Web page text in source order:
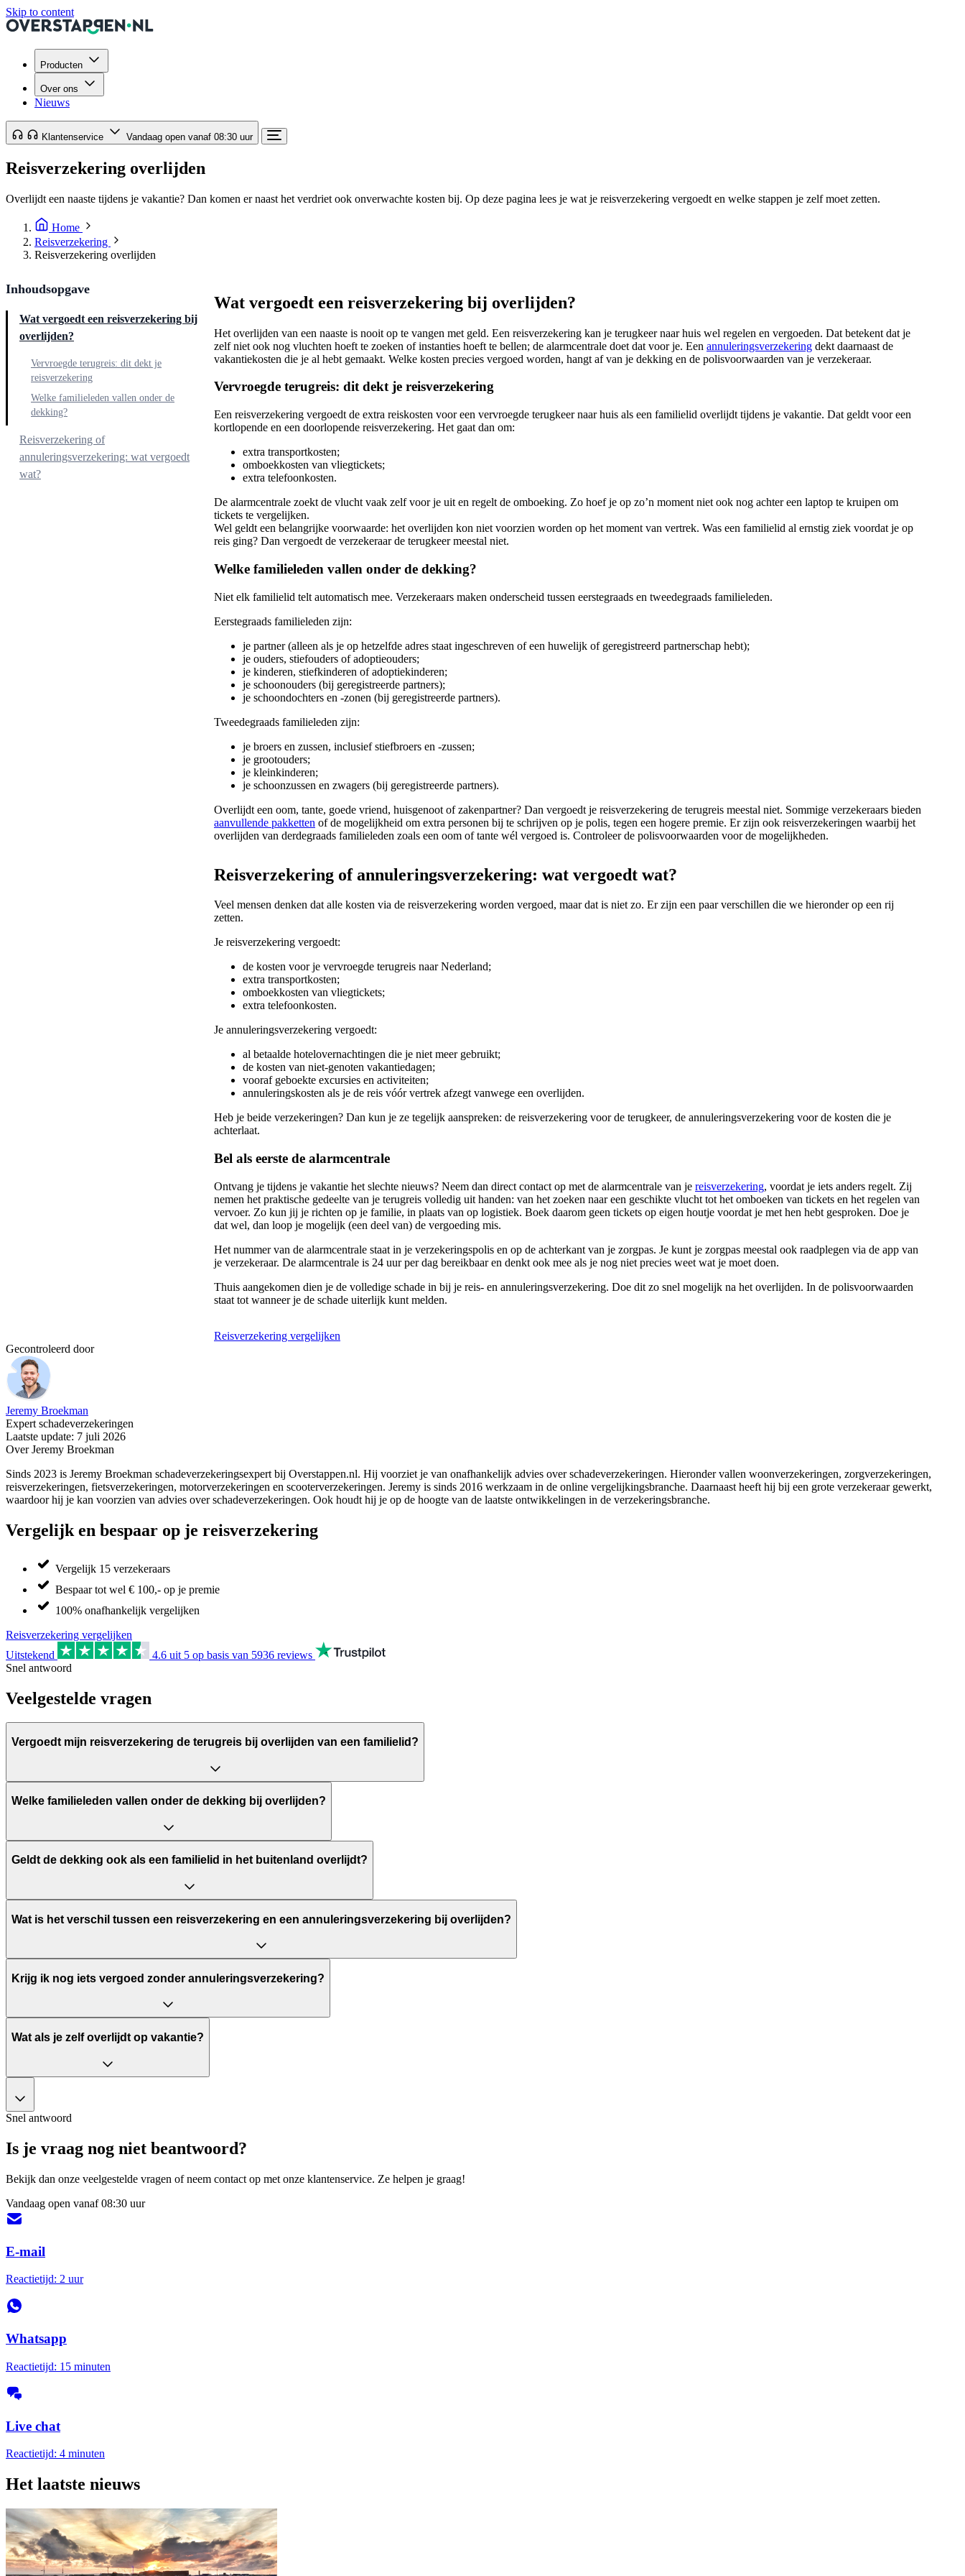
Skip to content
Producten
Over ons
Nieuws
Klantenservice Vandaag open vanaf 08:30 uur
Reisverzekering overlijden
Overlijdt een naaste tijdens je vakantie? Dan komen er naast het verdriet ook onverwachte kosten bij. Op deze pagina lees je wat je reisverzekering vergoedt en welke stappen je zelf moet zetten.
Home
Reisverzekering
Reisverzekering overlijden
Inhoudsopgave
Wat vergoedt een reisverzekering bij
overlijden?
Vervroegde terugreis: dit dekt je
reisverzekering
Welke familieleden vallen onder de
dekking?
Reisverzekering of
annuleringsverzekering: wat vergoedt
wat?
Wat vergoedt een reisverzekering bij overlijden?
Het overlijden van een naaste is nooit op te vangen met geld. Een reisverzekering kan je terugkeer naar huis wel regelen en vergoeden. Dat betekent dat je
zelf niet ook nog vluchten hoeft te zoeken of instanties hoeft te bellen; de alarmcentrale doet dat voor je. Een annuleringsverzekering dekt daarnaast de
vakantiekosten die je al hebt gemaakt. Welke kosten precies vergoed worden, hangt af van je dekking en de polisvoorwaarden van je verzekeraar.
Vervroegde terugreis: dit dekt je reisverzekering
Een reisverzekering vergoedt de extra reiskosten voor een vervroegde terugkeer naar huis als een familielid overlijdt tijdens je vakantie. Dat geldt voor een
kortlopende en een doorlopende reisverzekering. Het gaat dan om:
extra transportkosten;
omboekkosten van vliegtickets;
extra telefoonkosten.
De alarmcentrale zoekt de vlucht vaak zelf voor je uit en regelt de omboeking. Zo hoef je op zo’n moment niet ook nog achter een laptop te kruipen om
tickets te vergelijken.
Wel geldt een belangrijke voorwaarde: het overlijden kon niet voorzien worden op het moment van vertrek. Was een familielid al ernstig ziek voordat je op
reis ging? Dan vergoedt de verzekeraar de terugkeer meestal niet.
Welke familieleden vallen onder de dekking?
Niet elk familielid telt automatisch mee. Verzekeraars maken onderscheid tussen eerstegraads en tweedegraads familieleden.
Eerstegraads familieleden zijn:
je partner (alleen als je op hetzelfde adres staat ingeschreven of een huwelijk of geregistreerd partnerschap hebt);
je ouders, stiefouders of adoptieouders;
je kinderen, stiefkinderen of adoptiekinderen;
je schoonouders (bij geregistreerde partners);
je schoondochters en -zonen (bij geregistreerde partners).
Tweedegraads familieleden zijn:
je broers en zussen, inclusief stiefbroers en -zussen;
je grootouders;
je kleinkinderen;
je schoonzussen en zwagers (bij geregistreerde partners).
Overlijdt een oom, tante, goede vriend, huisgenoot of zakenpartner? Dan vergoedt je reisverzekering de terugreis meestal niet. Sommige verzekeraars bieden
aanvullende pakketten of de mogelijkheid om extra personen bij te schrijven op je polis, tegen een hogere premie. Er zijn ook reisverzekeringen waarbij het
overlijden van derdegraads familieleden zoals een oom of tante wél vergoed is. Controleer de polisvoorwaarden voor de mogelijkheden.
Reisverzekering of annuleringsverzekering: wat vergoedt wat?
Veel mensen denken dat alle kosten via de reisverzekering worden vergoed, maar dat is niet zo. Er zijn een paar verschillen die we hieronder op een rij
zetten.
Je reisverzekering vergoedt:
de kosten voor je vervroegde terugreis naar Nederland;
extra transportkosten;
omboekkosten van vliegtickets;
extra telefoonkosten.
Je annuleringsverzekering vergoedt:
al betaalde hotelovernachtingen die je niet meer gebruikt;
de kosten van niet-genoten vakantiedagen;
vooraf geboekte excursies en activiteiten;
annuleringskosten als je de reis vóór vertrek afzegt vanwege een overlijden.
Heb je beide verzekeringen? Dan kun je ze tegelijk aanspreken: de reisverzekering voor de terugkeer, de annuleringsverzekering voor de kosten die je
achterlaat.
Bel als eerste de alarmcentrale
Ontvang je tijdens je vakantie het slechte nieuws? Neem dan direct contact op met de alarmcentrale van je reisverzekering, voordat je iets anders regelt. Zij
nemen het praktische gedeelte van je terugreis volledig uit handen: van het zoeken naar een geschikte vlucht tot het omboeken van tickets en het regelen van
vervoer. Zo kun jij je richten op je familie, in plaats van op logistiek. Boek daarom geen tickets op eigen houtje voordat je met hen hebt gesproken. Doe je
dat wel, dan loop je mogelijk (een deel van) de vergoeding mis.
Het nummer van de alarmcentrale staat in je verzekeringspolis en op de achterkant van je zorgpas. Je kunt je zorgpas meestal ook raadplegen via de app van
je verzekeraar. De alarmcentrale is 24 uur per dag bereikbaar en denkt ook mee als je nog niet precies weet wat je moet doen.
Thuis aangekomen dien je de volledige schade in bij je reis- en annuleringsverzekering. Doe dit zo snel mogelijk na het overlijden. In de polisvoorwaarden
staat tot wanneer je de schade uiterlijk kunt melden.
Reisverzekering vergelijken
Gecontroleerd door
Jeremy Broekman
Expert schadeverzekeringen
Laatste update: 7 juli 2026
Over Jeremy Broekman
Sinds 2023 is Jeremy Broekman schadeverzekeringsexpert bij Overstappen.nl. Hij voorziet je van onafhankelijk advies over schadeverzekeringen. Hieronder vallen woonverzekeringen, zorgverzekeringen,
reisverzekeringen, fietsverzekeringen, motorverzekeringen en scooterverzekeringen. Jeremy is sinds 2016 werkzaam in de online vergelijkingsbranche. Daarnaast heeft hij bij een grote verzekeraar gewerkt,
waardoor hij je kan voorzien van advies over schadeverzekeringen. Ook houdt hij je op de hoogte van de laatste ontwikkelingen in de verzekeringsbranche.
Vergelijk en bespaar op je reisverzekering
Vergelijk 15 verzekeraars
Bespaar tot wel € 100,- op je premie
100% onafhankelijk vergelijken
Reisverzekering vergelijken
Uitstekend
4.6 uit 5 op basis van 5936 reviews
Snel antwoord
Veelgestelde vragen
Vergoedt mijn reisverzekering de terugreis bij overlijden van een familielid?
Welke familieleden vallen onder de dekking bij overlijden?
Geldt de dekking ook als een familielid in het buitenland overlijdt?
Wat is het verschil tussen een reisverzekering en een annuleringsverzekering bij overlijden?
Krijg ik nog iets vergoed zonder annuleringsverzekering?
Wat als je zelf overlijdt op vakantie?
Snel antwoord
Is je vraag nog niet beantwoord?
Bekijk dan onze veelgestelde vragen of neem contact op met onze klantenservice. Ze helpen je graag!
Vandaag open vanaf 08:30 uur
E-mail
Reactietijd: 2 uur
Whatsapp
Reactietijd: 15 minuten
Live chat
Reactietijd: 4 minuten
Het laatste nieuws